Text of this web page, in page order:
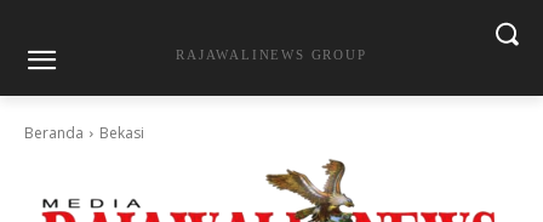
RAJAWALINEWS GROUP
Beranda Bekasi